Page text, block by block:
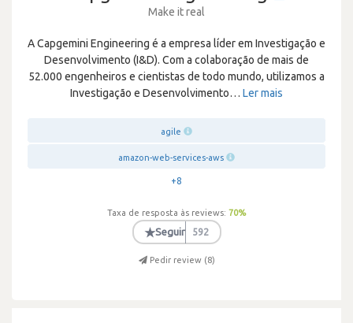
Make it real
A Capgemini Engineering é a empresa líder em Investigação e
Desenvolvimento (I&D). Com a colaboração de mais de
52.000 engenheiros e cientistas de todo mundo, utilizamos a
Investigação e Desenvolvimento… Ler mais
agile
amazon-web-services-aws
+8
Taxa de resposta às reviews: 70%
★Seguir 592
Pedir review (8)